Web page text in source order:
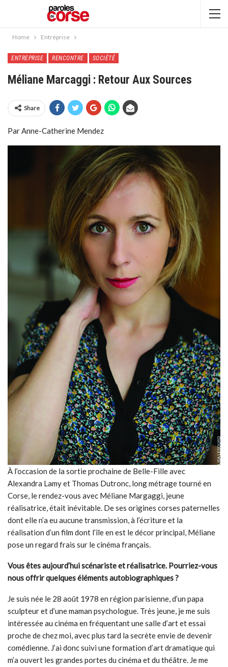
Home Entreprise
ENTREPRISE RENCONTRE SOCIÉTÉ
Méliane Marcaggi : Retour Aux Sources
Share
Par Anne-Catherine Mendez
À l’occasion de la sortie prochaine de Belle-Fille avec
Alexandra Lamy et Thomas Dutronc, long métrage tourné en
Corse, le rendez-vous avec Méliane Margaggi, jeune
réalisatrice, était inévitable. De ses origines corses paternelles
dont elle n’a eu aucune transmission, à l’écriture et la
réalisation d’un film dont l’île en est le décor principal, Méliane
pose un regard frais sur le cinéma français.
Vous êtes aujourd’hui scénariste et réalisatrice. Pourriez-vous
nous offrir quelques éléments autobiographiques ?
Je suis née le 28 août 1978 en région parisienne, d’un papa
sculpteur et d’une maman psychologue. Très jeune, je me suis
intéressée au cinéma en fréquentant une salle d’art et essai
proche de chez moi, avec plus tard la secrète envie de devenir
comédienne. J’ai donc suivi une formation d’art dramatique qui
m’a ouvert les grandes portes du cinéma et du théâtre. Je me